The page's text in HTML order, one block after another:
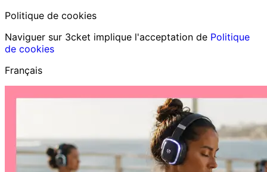
Politique de cookies
Naviguer sur 3cket implique l'acceptation de Politique
de cookies
Français